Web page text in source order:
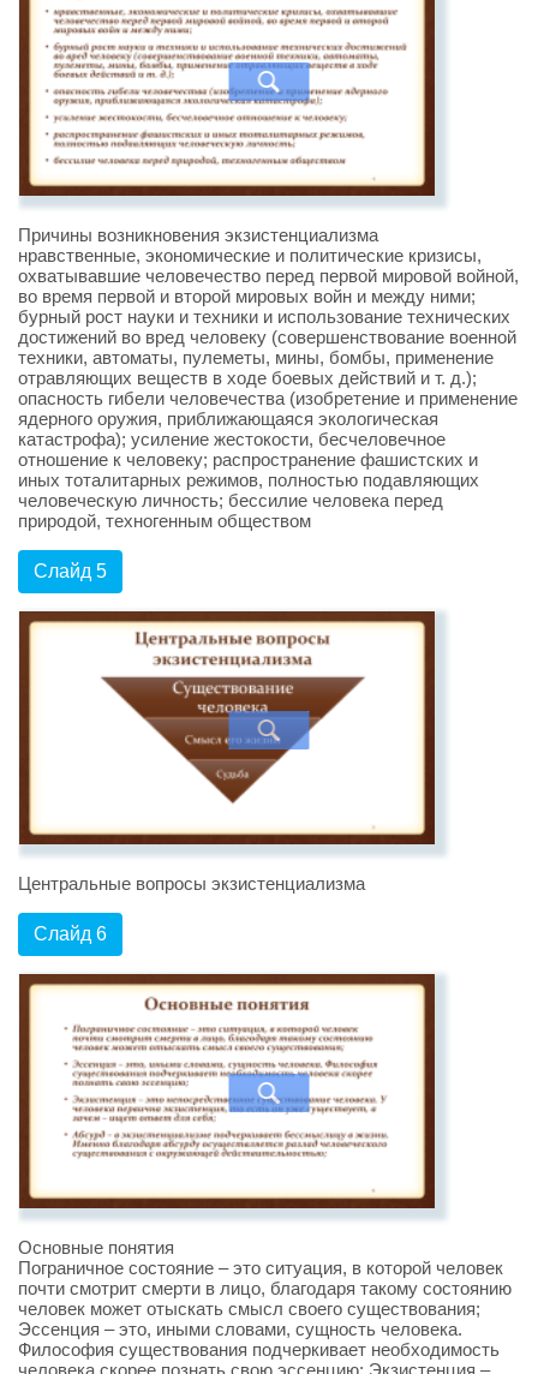
Причины возникновения экзистенциализма
нравственные, экономические и политические кризисы,
охватывавшие человечество перед первой мировой войной,
во время первой и второй мировых войн и между ними;
бурный рост науки и техники и использование технических
достижений во вред человеку (совершенствование военной
техники, автоматы, пулеметы, мины, бомбы, применение
отравляющих веществ в ходе боевых действий и т. д.);
опасность гибели человечества (изобретение и применение
ядерного оружия, приближающаяся экологическая
катастрофа); усиление жестокости, бесчеловечное
отношение к человеку; распространение фашистских и
иных тоталитарных режимов, полностью подавляющих
человеческую личность; бессилие человека перед
природой, техногенным обществом
Слайд 5
Центральные вопросы экзистенциализма
Слайд 6
Основные понятия
Пограничное состояние – это ситуация, в которой человек
почти смотрит смерти в лицо, благодаря такому состоянию
человек может отыскать смысл своего существования;
Эссенция – это, иными словами, сущность человека.
Философия существования подчеркивает необходимость
человека скорее познать свою эссенцию; Экзистенция –